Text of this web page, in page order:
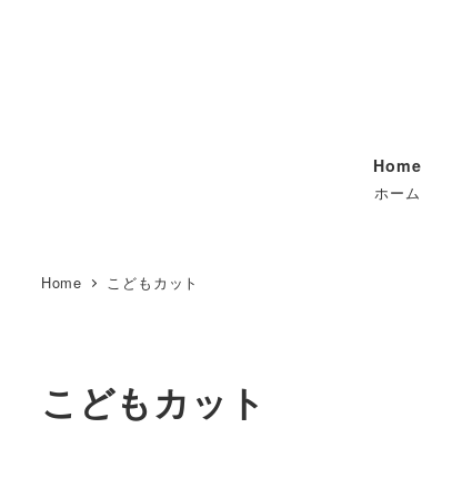
Home
ホーム
Home こどもカット
こどもカット